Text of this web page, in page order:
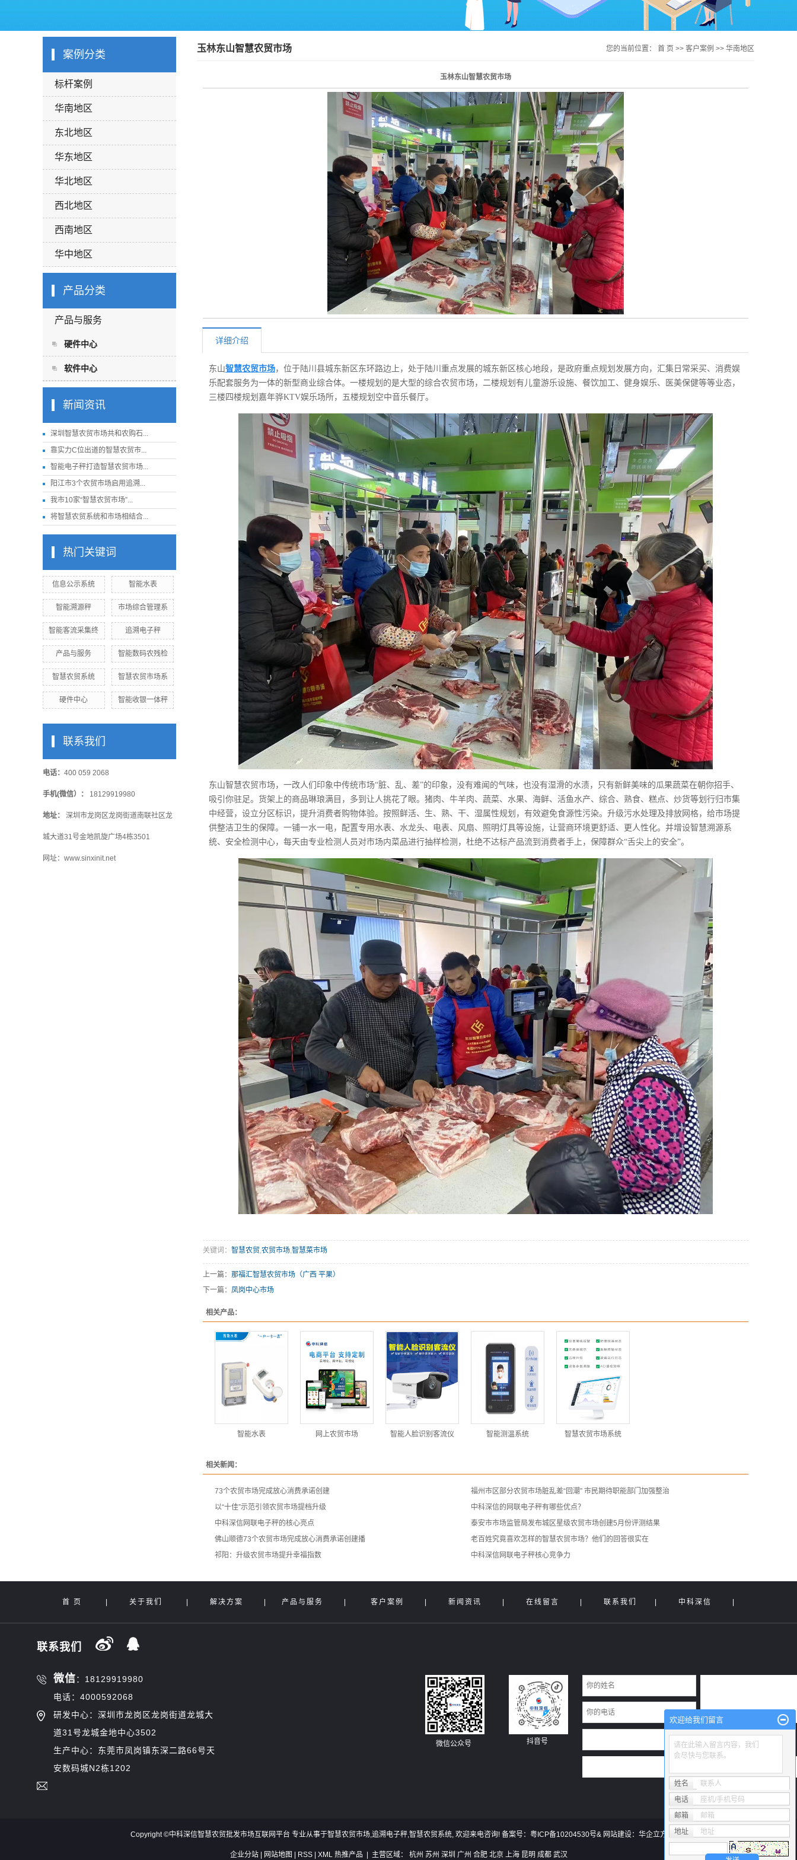
案例分类
标杆案例
华南地区
东北地区
华东地区
华北地区
西北地区
西南地区
华中地区
产品分类
产品与服务
硬件中心
软件中心
新闻资讯
深圳智慧农贸市场共和农购石...
靠实力C位出道的智慧农贸市...
智能电子秤打造智慧农贸市场...
阳江市3个农贸市场启用追溯...
我市10家“智慧农贸市场”...
将智慧农贸系统和市场相结合...
热门关键词
信息公示系统 智能水表
智能溯源秤 市场综合管理系
智能客流采集终 追溯电子秤
产品与服务 智能数码农残检
智慧农贸系统 智慧农贸市场系
硬件中心 智能收银一体秤
联系我们
电话： 400 059 2068
手机(微信）： 18129919980
地址： 深圳市龙岗区龙岗街道南联社区龙
城大道31号金地凯旋广场4栋3501
网址：www.sinxinit.net
玉林东山智慧农贸市场 您的当前位置： 首 页 >> 客户案例 >> 华南地区
玉林东山智慧农贸市场
详细介绍
东山智慧农贸市场，位于陆川县城东新区东环路边上，处于陆川重点发展的城东新区核心地段，是政府重点规划发展方向，汇集日常采买、消费娱
乐配套服务为一体的新型商业综合体。一楼规划的是大型的综合农贸市场，二楼规划有儿童游乐设施、餐饮加工、健身娱乐、医美保健等等业态，
三楼四楼规划嘉年骅KTV娱乐场所，五楼规划空中音乐餐厅。
东山智慧农贸市场，一改人们印象中传统市场“脏、乱、差”的印象，没有难闻的气味，也没有湿滑的水渍，只有新鲜美味的瓜果蔬菜在朝你招手、
吸引你驻足。货架上的商品琳琅满目，多到让人挑花了眼。猪肉、牛羊肉、蔬菜、水果、海鲜、活鱼水产、综合、熟食、糕点、炒货等划行归市集
中经营，设立分区标识，提升消费者购物体验。按照鲜活、生、熟、干、湿属性规划，有效避免食源性污染。升级污水处理及排放网格，给市场提
供整洁卫生的保障。一铺一水一电，配置专用水表、水龙头、电表、风扇、照明灯具等设施，让营商环境更舒适、更人性化。并增设智慧溯源系
统、安全检测中心，每天由专业检测人员对市场内菜品进行抽样检测，杜绝不达标产品流到消费者手上，保障群众“舌尖上的安全”。
关键词： 智慧农贸,农贸市场,智慧菜市场
上一篇： 那福汇智慧农贸市场（广西 平果）
下一篇： 凤岗中心市场
相关产品：
智能水表 网上农贸市场 智能人脸识别客流仪 智能测温系统 智慧农贸市场系统
相关新闻：
73个农贸市场完成放心消费承诺创建
福州市区部分农贸市场脏乱差“回潮” 市民期待职能部门加强整治
以“十佳”示范引领农贸市场提档升级
中科深信的网联电子秤有哪些优点？
中科深信网联电子秤的核心亮点
泰安市市场监管局发布城区星级农贸市场创建5月份评测结果
佛山顺德73个农贸市场完成放心消费承诺创建播
老百姓究竟喜欢怎样的智慧农贸市场？他们的回答很实在
祁阳：升级农贸市场提升幸福指数
中科深信网联电子秤核心竞争力
首 页 关于我们 解决方案 产品与服务 客户案例 新闻资讯 在线留言 联系我们 中科深信
联系我们
微信：18129919980
电话：4000592068
研发中心：深圳市龙岗区龙岗街道龙城大
道31号龙城金地中心3502
生产中心：东莞市凤岗镇东深二路66号天
安数码城N2栋1202
微信公众号 抖音号
Copyright ©中科深信智慧农贸批发市场互联网平台 专业从事于智慧农贸市场,追溯电子秤,智慧农贸系统, 欢迎来电咨询! 备案号： 粤ICP备10204530号& 网站建设： 华企立方
企业分站| 网站地图 RSS| XML 热推产品 | 主营区域： 杭州 苏州 深圳 广州 合肥 北京 上海 昆明 成都 武汉
欢迎给我们留言
请在此输入留言内容，我们
会尽快与您联系。
姓名
联系人
电话
座机/手机号码
邮箱
邮箱
地址
地址